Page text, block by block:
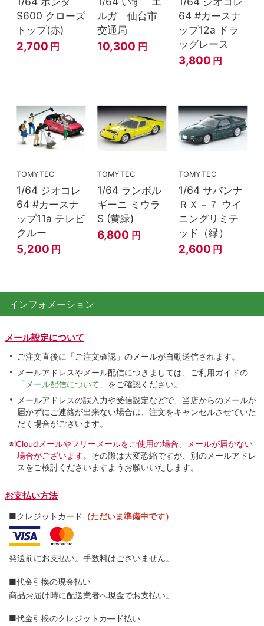
S600 クローズ
トップ(赤)
2,700 円
ルガ 仙台市
交通局
10,300 円
64 #カースナ
ップ12a ドラ
ッグレース
3,800 円
TOMYTEC
1/64 ジオコレ
64 #カースナ
ップ11a テレビ
クルー
5,200 円
TOMYTEC
1/64 ランボル
ギーニ ミウラ
S (黄緑)
6,800 円
TOMYTEC
1/64 サバンナ
ＲＸ－７ ウイ
ニングリミテ
ッド（緑）
2,600 円
インフォメーション
メール設定について
ご注文直後に「ご注文確認」のメールが自動送信されます。
メールアドレスやメール配信につきましては、ご利用ガイドの
「メール配信について」 をご確認ください。
メールアドレスの誤入力や受信設定などで、当店からのメールが
届かずにご連絡が出来ない場合は、注文をキャンセルさせていた
だく場合がございます。
※iCloudメールやフリーメールをご使用の場合、メールが届かない
場合がございます。 その際は大変恐縮ですが、別のメールアドレ
スをご検討くださいますようお願いいたします。
お支払い方法
■クレジットカード （ただいま準備中です）
発送前にお支払い。手数料はございません。
■代金引換の現金払い
商品お届け時に配送業者へ現金でお支払い。
■代金引換のクレジットカ―ド払い